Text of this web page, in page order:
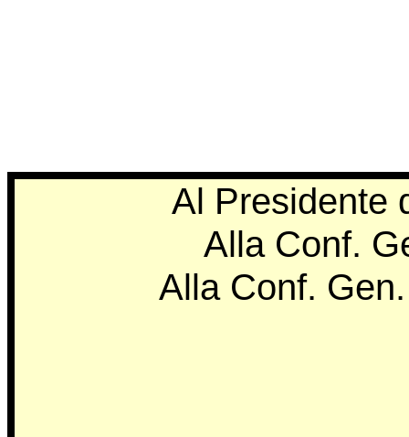
Al Presidente
Alla Conf.
Alla Conf.